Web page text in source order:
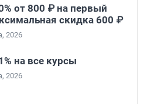
от 800 ₽ на первый
скидка 600 ₽
2026
на все курсы
2026